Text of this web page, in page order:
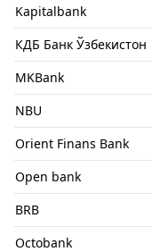
Kapitalbank
КДБ Банк Ўзбекистон
MKBank
NBU
Orient Finans Bank
Open bank
BRB
Octobank